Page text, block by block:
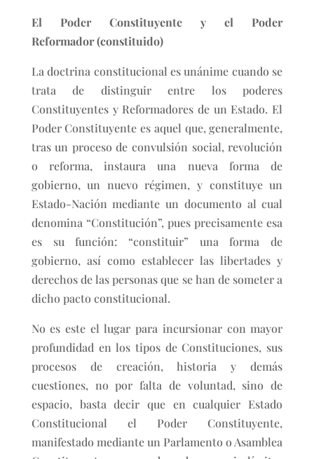
El Poder Constituyente y el Poder
Reformador (constituido)
La doctrina constitucional es unánime cuando se
trata de distinguir entre los poderes
Constituyentes y Reformadores de un Estado. El
Poder Constituyente es aquel que, generalmente,
tras un proceso de convulsión social, revolución
o reforma, instaura una nueva forma de
gobierno, un nuevo régimen, y constituye un
Estado-Nación mediante un documento al cual
denomina “Constitución”, pues precisamente esa
es su función: “constituir” una forma de
gobierno, así como establecer las libertades y
derechos de las personas que se han de someter a
dicho pacto constitucional.
No es este el lugar para incursionar con mayor
profundidad en los tipos de Constituciones, sus
procesos de creación, historia y demás
cuestiones, no por falta de voluntad, sino de
espacio, basta decir que en cualquier Estado
Constitucional el Poder Constituyente,
manifestado mediante un Parlamento o Asamblea